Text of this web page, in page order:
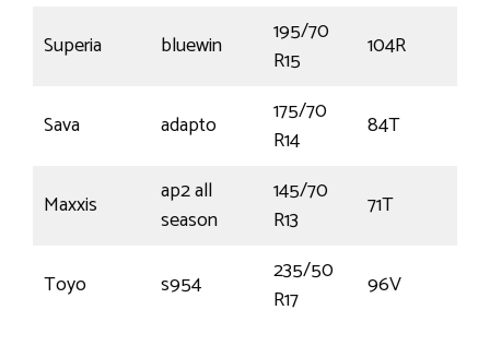
Superia bluewin
195/70
R15
104R
Sava adapto
175/70
R14
84T
Maxxis
ap2 all
season
145/70
R13
71T
Toyo s954
235/50
R17
96V